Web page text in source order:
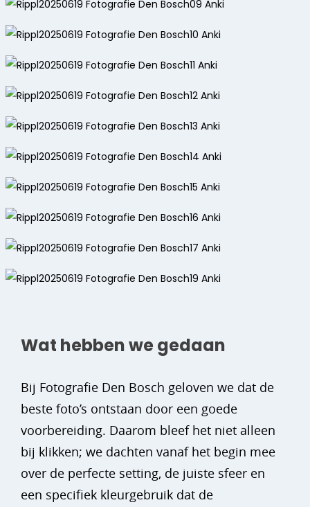
Wat hebben we gedaan
Bij Fotografie Den Bosch geloven we dat de
beste foto’s ontstaan door een goede
voorbereiding. Daarom bleef het niet alleen
bij klikken; we dachten vanaf het begin mee
over de perfecte setting, de juiste sfeer en
een specifiek kleurgebruik dat de